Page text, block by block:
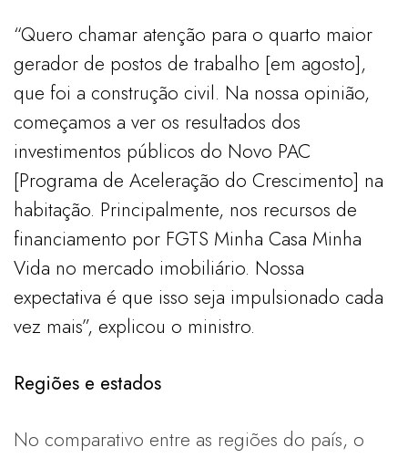
“Quero chamar atenção para o quarto maior
gerador de postos de trabalho [em agosto],
que foi a construção civil. Na nossa opinião,
começamos a ver os resultados dos
investimentos públicos do Novo PAC
[Programa de Aceleração do Crescimento] na
habitação. Principalmente, nos recursos de
financiamento por FGTS Minha Casa Minha
Vida no mercado imobiliário. Nossa
expectativa é que isso seja impulsionado cada
vez mais”, explicou o ministro.
Regiões e estados
No comparativo entre as regiões do país, o